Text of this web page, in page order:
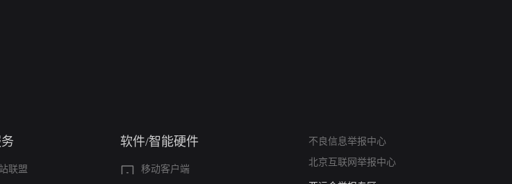
联盟
软件/智能硬件
移动客户端
不良信息举报中心
北京互联网举报中心
算法推荐专项举报